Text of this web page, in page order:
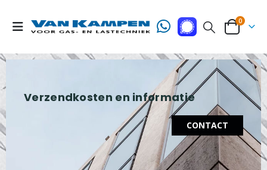
0
Verzendkosten en informatie
CONTACT